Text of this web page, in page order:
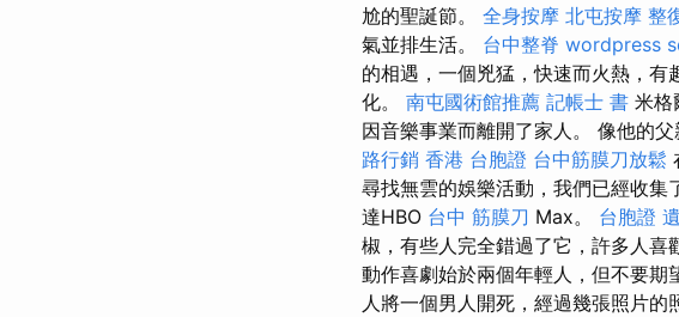
尬的聖誕節。 全身按摩 北屯按摩 整
氣並排生活。 台中整脊 wordpress
的相遇，一個兇猛，快速而火熱，
化。 南屯國術館推薦 記帳士 書 米格
因音樂事業而離開了家人。 像他的
路行銷 香港 台胞證 台中筋膜刀放鬆
尋找無雲的娛樂活動，我們已經收集
達HBO 台中 筋膜刀 Max。 台胞證
椒，有些人完全錯過了它，許多人
動作喜劇始於兩個年輕人，但不要期
人將一個男人開死，經過幾張照片的